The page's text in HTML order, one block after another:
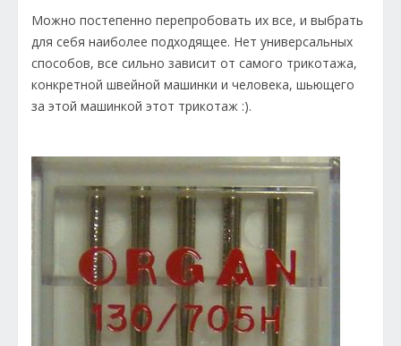
Можно постепенно перепробовать их все, и выбрать
для себя наиболее подходящее. Нет универсальных
способов, все сильно зависит от самого трикотажа,
конкретной швейной машинки и человека, шьющего
за этой машинкой этот трикотаж :).